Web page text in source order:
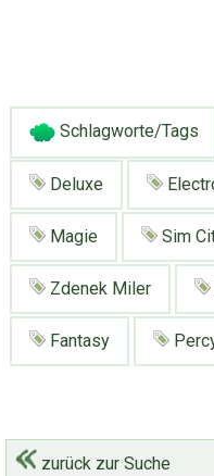
Schlagworte/Tags
Deluxe
Magie Sim
Zdenek Miler
Fantasy
zurück zur Suche